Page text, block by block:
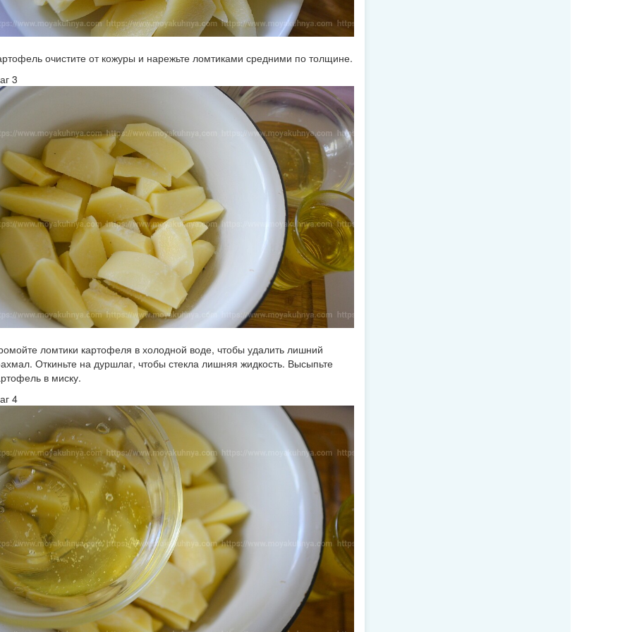
очистите от кожуры и нарежьте ломтиками средними по толщине.
3
ломтики картофеля в холодной воде, чтобы удалить лишний
Откиньте на дуршлаг, чтобы стекла лишняя жидкость. Высыпьте
в миску.
4